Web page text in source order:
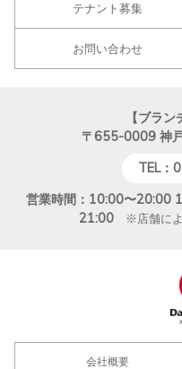
テナント募集
お問い合わせ
【ブラン
〒655-0009 神
TEL：
営業時間：10:00〜20:00
21:00※店舗によ
会社概要